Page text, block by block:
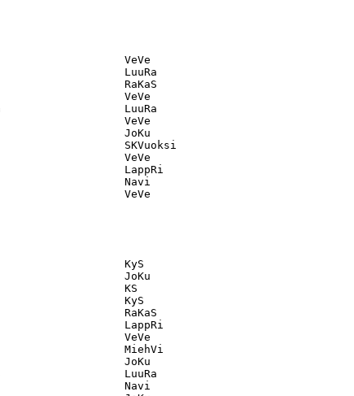
Miina                         VeVe
Jenni                        LuuRa
Raisa                      RaKaS
Jutta                         VeVe
Kiia-Maria                   LuuRa
Emilia                     VeVe
Viivi                      JoKu
Essi                       SKVuoksi
Raita                      VeVe
Ira                           LappRi
Jatta                    Navi
Emilia                       KyS
Lotta                      JoKu
Amalia                       KS
Aliisa                       KyS
Piitu                       RaKaS
Tinja                        LappRi
Roosa                     VeVe
Sanni                       MiehVi
Maija                       JoKu
Iiris                   LuuRa
Ella                      Navi